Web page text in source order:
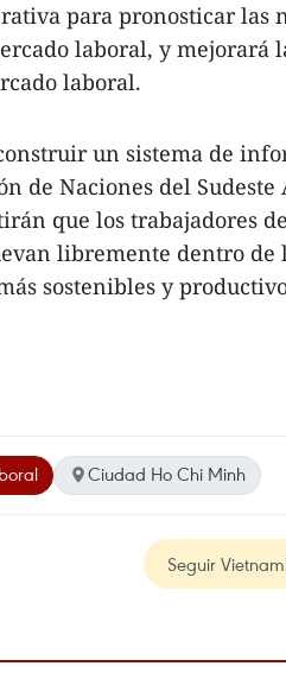
para pronosticar las
laboral, y mejorará
laboral.
un sistema de
de Naciones del Sudeste
que los trabajadores
libremente dentro de
sostenibles y
Ciudad Ho Chi Minh
Seguir